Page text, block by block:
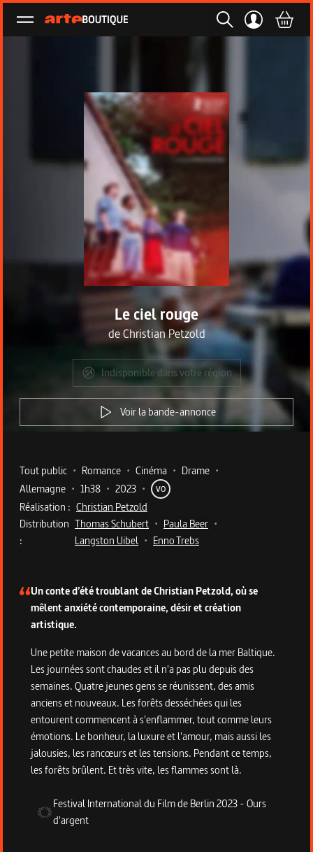
Ouvrir le menu
Le ciel rouge
deChristian Petzold
Indisponible dans votre région
Voir la bande-annonce
Metadata du programme
Tout public • Romance • Cinéma • Drame •
Allemagne • 1h38 • 2023 • VO
Réalisation : Christian Petzold
Distribution
:
Thomas Schubert • Paula Beer •
Langston Uibel • Enno Trebs
Un conte d’été troublant de Christian Petzold, où se
mêlent anxiété contemporaine, désir et création
artistique.
Une petite maison de vacances au bord de la mer Baltique.
Les journées sont chaudes et il n'a pas plu depuis des
semaines. Quatre jeunes gens se réunissent, des amis
anciens et nouveaux. Les forêts desséchées qui les
entourent commencent à s'enflammer, tout comme leurs
émotions. Le bonheur, la luxure et l'amour, mais aussi les
jalousies, les rancœurs et les tensions. Pendant ce temps,
les forêts brûlent. Et très vite, les flammes sont là.
Festival International du Film de Berlin2023-Ours
d'argent